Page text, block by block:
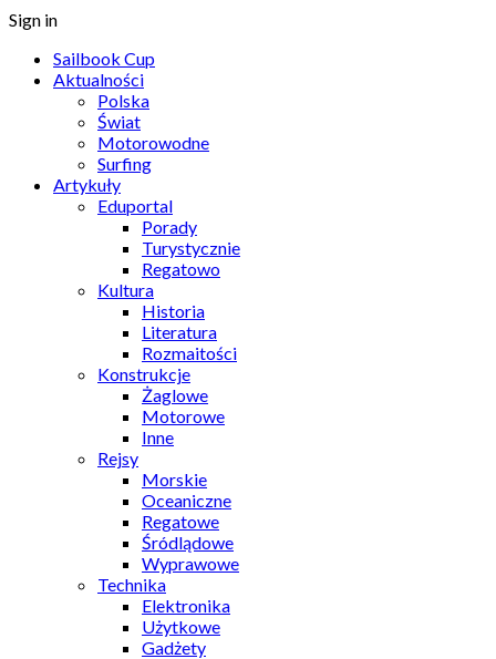
Sign in
Sailbook Cup
Aktualności
Polska
Świat
Motorowodne
Surfing
Artykuły
Eduportal
Porady
Turystycznie
Regatowo
Kultura
Historia
Literatura
Rozmaitości
Konstrukcje
Żaglowe
Motorowe
Inne
Rejsy
Morskie
Oceaniczne
Regatowe
Śródlądowe
Wyprawowe
Technika
Elektronika
Użytkowe
Gadżety